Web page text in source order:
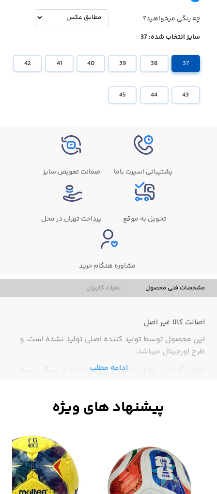
چه رنگی میخواهید؟
سایز انتخاب شده:37
37
38
39
40
41
42
43
44
45
پشتیبانی اسپرت باما ضمانت تعویض سایز
تحویل به موقع پرداخت تهران در محل
مشاوره هنگام خرید
مشخصات فنی محصول نظرات کاربران
اصالت کالا غیر اصل
این محصول توسط تولید کننده اصلی تولید نشده است. و
طرح اورجینال میباشد.
کتانی آدیداس مدل کامپوس کفش راحت و سبکی است.
پسندان طراحی و تولید شده است. این مدل را از اسپرت با
ادامه مطلب